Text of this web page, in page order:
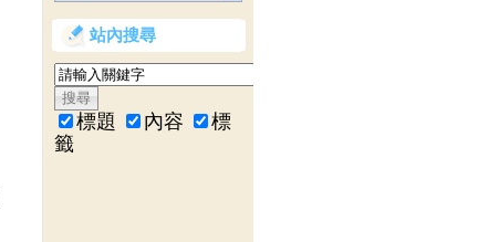
站內搜尋
標題 內容
標
籤